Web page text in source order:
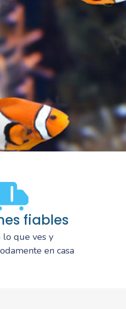
fiables
lo que ves y
en casa